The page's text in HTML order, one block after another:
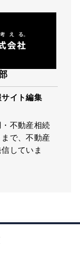
イト編集
不動産相続
で、不動産
していま